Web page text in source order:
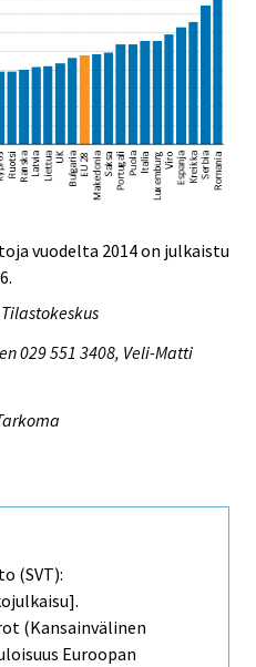
vuodelta 2014 on julkaistu
029 551 3408, Veli-Matti
(SVT):
(kansainvälinen
Euroopan